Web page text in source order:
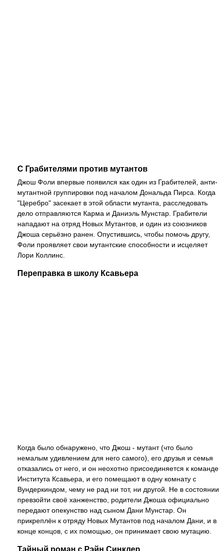
С Грабителями против мутантов
Джош Фоли впервые появился как один из Грабителей, анти-
мутантной группировки под началом Дональда Пирса. Когда
"Церебро" засекает в этой области мутанта, расследовать
дело отправляются Карма и Даниэль Мунстар. Грабители
нападают на отряд Новых Мутантов, и один из союзников
Джоша серьёзно ранен. Опустившись, чтобы помочь другу,
Фоли проявляет свои мутантские способности и исцеляет
Лори Коллинс.
Переправка в школу Ксавьера
Когда было обнаружено, что Джош - мутант (что было
немалым удивлением для него самого), его друзья и семья
отказались от него, и он неохотно присоединяется к команде
Института Ксавьера, и его помещают в одну комнату с
Вундеркиндом, чему не рад ни тот, ни другой. Не в состоянии
превзойти своё ханженство, родители Джоша официально
передают опекунство над сыном Дани Мунстар. Он
прикреплён к отряду Новых Мутантов под началом Дани, и в
конце концов, с их помощью, он принимает свою мутацию.
Тайный роман с Рэйн Синклер